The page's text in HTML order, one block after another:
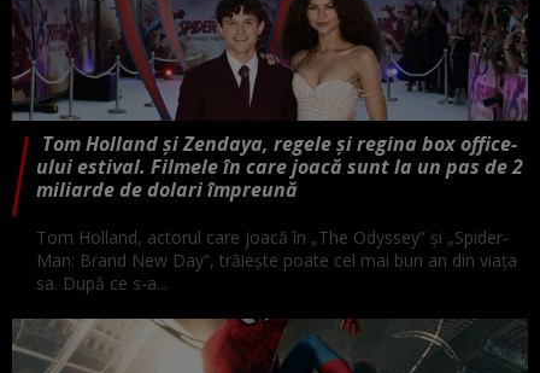
Tom Holland și Zendaya, regele și regina box office-
ului estival. Filmele în care joacă sunt la un pas de 2
miliarde de dolari împreună
Tom Holland, actorul care joacă în „The Odyssey” și „Spider-
Man: Brand New Day”, trăiește poate cel mai bun an din viața
sa. După ce s-a...